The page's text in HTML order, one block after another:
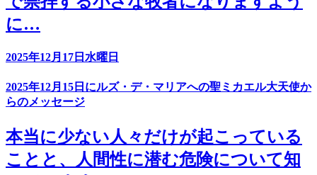
に…
2025年12月17日水曜日
2025年12月15日にルズ・デ・マリアへの聖ミカエル大天使か
らのメッセージ
本当に少ない人々だけが起こっている
ことと、人間性に潜む危険について知